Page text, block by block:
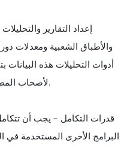
إعداد التقارير
والأطباق الشعبية ومعدلات
أدوات التحليلات هذه
لأصحاب المطاعم باتخاذ قرارات مستنيرة.
قدرات التكامل - يجب أن
البرامج الأخرى المستخدمة